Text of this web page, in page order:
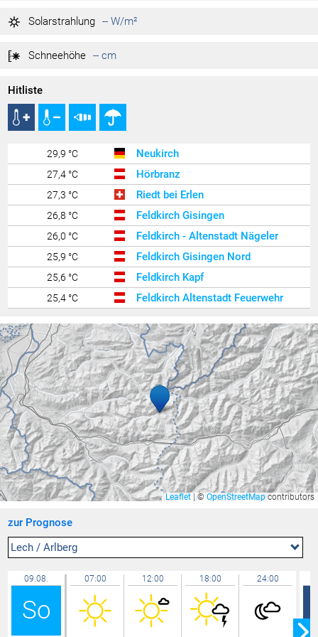
-- hPa
Tag max.
Solarstrahlung -- W/m²
Schneehöhe -- cm
Hitliste
29,9 °C Neukirch
27,4 °C Hörbranz
27,3 °C Riedt bei Erlen
26,8 °C Feldkirch Gisingen
26,0 °C Feldkirch - Altenstadt Nägeler
25,9 °C Feldkirch Gisingen Nord
25,6 °C Feldkirch Kapf
25,4 °C Feldkirch Altenstadt Feuerwehr
25,1 °C Feldkirch Nofels Bittweg
24,9 °C Rünenberg
24,8 °C Lachen / Galgenen
24,7 °C Feldkirch Nofels Nord
24,6 °C Mühlehorn / Walensee
24,6 °C Lauterach
24,6 °C Mäder Zentrum
24,6 °C Feldkirch - Runa ZAMG
24,4 °C Lindau Insel
24,4 °C
24,4 °C
24,3 °C Vaduz
24,3 °C Gersau
Sargans
Leaflet | © OpenStreetMap contributors
zur Prognose
Lech / Arlberg
09.08.
So
07:00 12:00 18:00 24:00